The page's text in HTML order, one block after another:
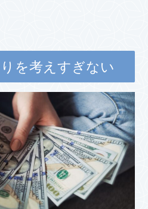
を考えすぎない